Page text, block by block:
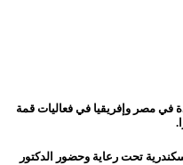
في مصر وإفريقيا في فعاليات قمة
تحت رعاية وحضور الدكتور